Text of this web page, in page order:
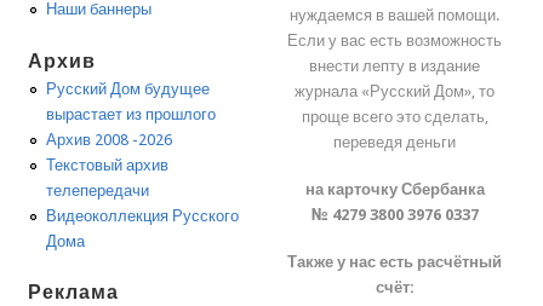
Наши баннеры
Архив
Русский Дом будущее
вырастает из прошлого
Архив 2008 -2026
Текстовый архив
телепередачи
Видеоколлекция Русского
Дома
Реклама
нуждаемся в вашей помощи.
Если у вас есть возможность
внести лепту в издание
журнала «Русский Дом», то
проще всего это сделать,
переведя деньги
на карточку Сбербанка
№ 4279 3800 3976 0337
Также у нас есть расчётный
счёт: